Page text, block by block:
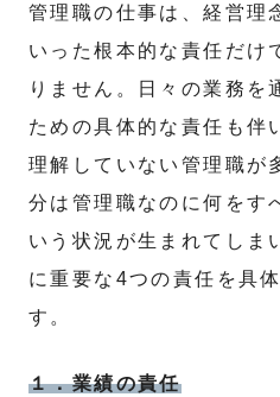
管理職の仕事は、経営理
いった根本的な責任だけ
りません。日々の業務を
ための具体的な責任も伴
理解していない管理職が
分は管理職なのに何をす
いう状況が生まれてしま
に重要な4つの責任を具
す。
１．業績の責任